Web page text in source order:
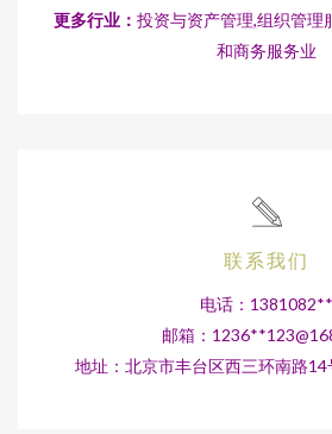
更多行业： 投资与资产管理,组织管理
和商务服务业
联系我们
电话：1381082**
邮箱：1236**
地址：北京市丰台区西三环南路